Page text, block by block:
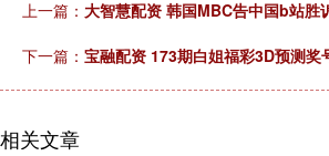
上一篇： 大智慧配资 韩国MBC告中国b站胜
下一篇： 宝融配资 173期白姐福彩3D预测奖
相关文章